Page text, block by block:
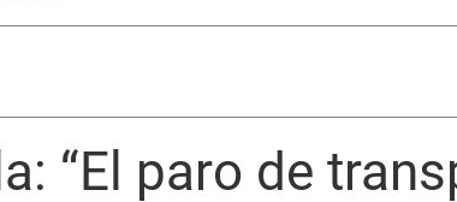
“El paro de